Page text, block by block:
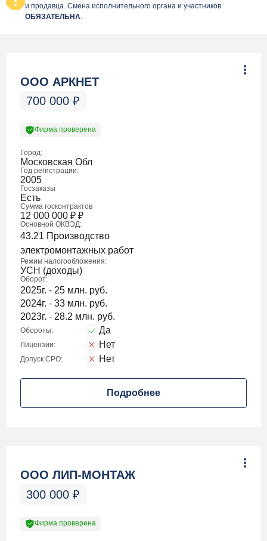
и продавца. Смена исполнительного органа и участников
ОБЯЗАТЕЛЬНА
ООО АРКНЕТ
700 000 ₽
Фирма проверена
Город:
Московская Обл
Год регистрации:
2005
Госзаказы
Есть
Сумма госконтрактов
12 000 000 ₽ ₽
Основной ОКВЭД:
43.21 Производство
электромонтажных работ
Режим налогообложения:
УСН (доходы)
Оборот:
2025г. - 25 млн. руб.
2024г. - 33 млн. руб.
2023г. - 28.2 млн. руб.
Обороты: Да
Лицензии: Нет
Допуск СРО: Нет
Подробнее
ООО ЛИП-МОНТАЖ
300 000 ₽
Фирма проверена